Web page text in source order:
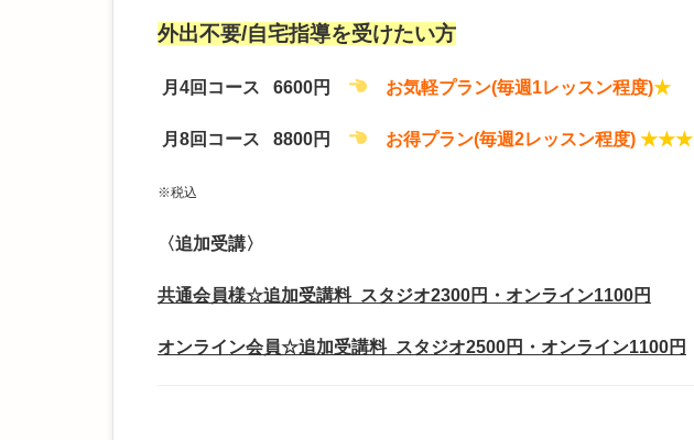
外出不要/自宅指導を受けたい方
月4回コース 6600円 お気軽プラン(毎週1レッスン程度)★
月8回コース 8800円 お得プラン(毎週2レッスン程度) ★★★
※税込
〈追加受講〉
共通会員様☆追加受講料 スタジオ2300円・オンライン1100円
オンライン会員☆追加受講料 スタジオ2500円・オンライン1100円